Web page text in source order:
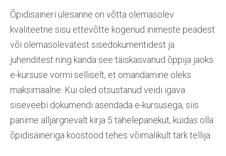
Õpidisaineri ülesanne on võtta olemasolev
kvaliteetne sisu ettevõtte kogenud inimeste peadest
või olemasolevatest sisedokumentidest ja
juhenditest ning kanda see täiskasvanud õppija jaoks
e-kursuse vormi selliselt, et omandamine oleks
maksimaalne. Kui oled otsustanud veidi igava
siseveebi dokumendi asendada e-kursusega, siis
panime alljärgnevalt kirja 5 tähelepanekut, kuidas olla
õpidisaineriga koostööd tehes võimalikult tark tellija.